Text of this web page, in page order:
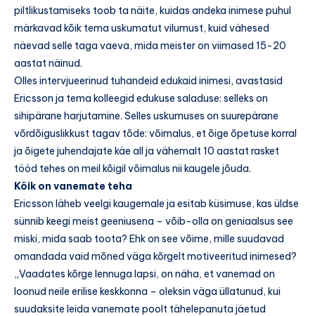
piltlikustamiseks toob ta näite, kuidas andeka inimese puhul
märkavad kõik tema uskumatut vilumust, kuid vähesed
näevad selle taga vaeva, mida meister on viimased 15-20
aastat näinud.
Olles intervjueerinud tuhandeid edukaid inimesi, avastasid
Ericsson ja tema kolleegid edukuse saladuse: selleks on
sihipärane harjutamine. Selles uskumuses on suurepärane
võrdõiguslikkust tagav tõde: võimalus, et õige õpetuse korral
ja õigete juhendajate käe all ja vähemalt 10 aastat rasket
tööd tehes on meil kõigil võimalus nii kaugele jõuda.
Kõik on vanemate teha
Ericsson läheb veelgi kaugemale ja esitab küsimuse, kas üldse
sünnib keegi meist geeniusena – võib-olla on geniaalsus see
miski, mida saab toota? Ehk on see võime, mille suudavad
omandada vaid mõned väga kõrgelt motiveeritud inimesed?
„Vaadates kõrge lennuga lapsi, on näha, et vanemad on
loonud neile erilise keskkonna – oleksin väga üllatunud, kui
suudaksite leida vanemate poolt tähelepanuta jäetud